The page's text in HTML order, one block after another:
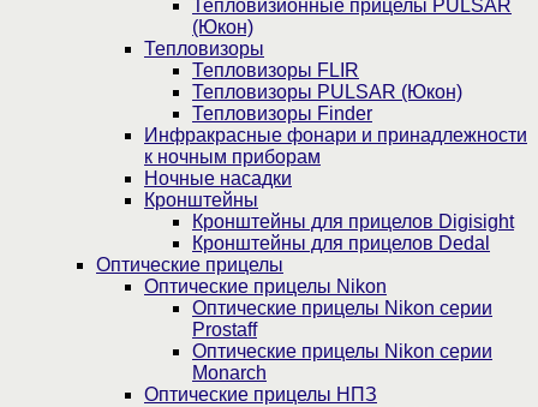
Тепловизионные прицелы PULSAR
(Юкон)
Тепловизоры
Тепловизоры FLIR
Тепловизоры PULSAR (Юкон)
Тепловизоры Finder
Инфракрасные фонари и принадлежности
к ночным приборам
Ночные насадки
Кронштейны
Кронштейны для прицелов Digisight
Кронштейны для прицелов Dedal
Оптические прицелы
Оптические прицелы Nikon
Оптические прицелы Nikon серии
Prostaff
Оптические прицелы Nikon серии
Monarch
Оптические прицелы НПЗ